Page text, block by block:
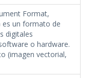
Format,
un formato de
digitales
o hardware.
(imagen vectorial,